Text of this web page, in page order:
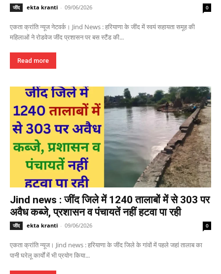
जींद ekta kranti - 09/06/2026 0
एकता क्रांति न्यूज नेटवर्क। Jind News : हरियाणा के जींद में स्वयं सहायता समूह की
महिलाओं ने रोडवेज जींद प्रशासन पर बस स्टैंड की...
Read more
Jind news : जींद जिले में 1240 तालाबों में से 303 पर
अवैध कब्जे, प्रशासन व पंचायतें नहीं हटवा पा रही
जींद ekta kranti - 09/06/2026 0
एकता क्रांति न्यूज। Jind news : हरियाणा के जींद जिले के गांवों में पहले जहां तालाब का
पानी घरेलू कार्यों में भी प्रयोग किया...